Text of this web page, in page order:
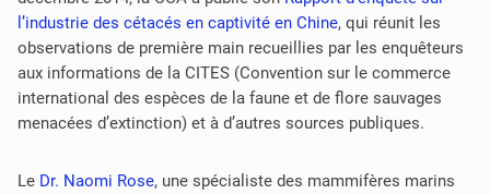
l’industrie des cétacés en captivité en Chine, qui réunit les
observations de première main recueillies par les enquêteurs
aux informations de la CITES (Convention sur le commerce
international des espèces de la faune et de flore sauvages
menacées d’extinction) et à d’autres sources publiques.
Le Dr. Naomi Rose, une spécialiste des mammifères marins